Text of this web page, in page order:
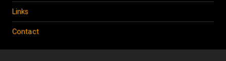
Links
Contact